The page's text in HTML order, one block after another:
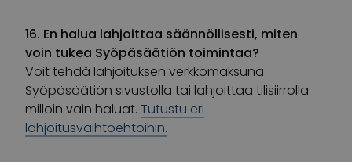
16. En halua lahjoittaa säännöllisesti, miten
voin tukea Syöpäsäätiön toimintaa?
Voit tehdä lahjoituksen verkkomaksuna
Syöpäsäätiön sivustolla tai lahjoittaa tilisiirrolla
milloin vain haluat. Tutustu eri
lahjoitusvaihtoehtoihin.